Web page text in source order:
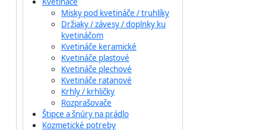
Misky pod kvetináče / truhlíky
Držiaky / závesy / doplnky ku
kvetináčom
Kvetináče keramické
Kvetináče plastové
Kvetináče plechové
Kvetináče ratanové
Krhly / krhličky
Rozprašovače
Štipce a šnúry na prádlo
Kozmetické potreby